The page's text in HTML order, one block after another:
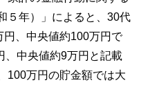
制を築くことで、内容のわかり
み応えのあるコンテンツと確か
。
活のアイデアを提供するお金の
。
５年）」によると、30代
円、中央値約100万円で
、中央値約9万円と記載
100万円の貯金額では大